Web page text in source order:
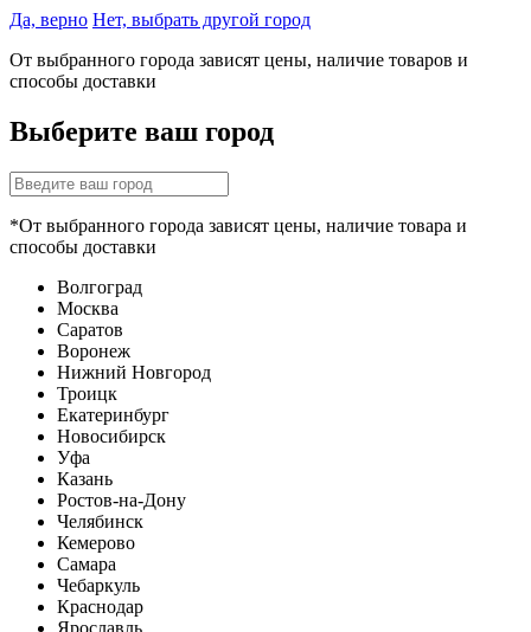
Да, верно Нет, выбрать другой город
От выбранного города зависят цены, наличие товаров и
способы доставки
Выберите ваш город
*От выбранного города зависят цены, наличие товара и
способы доставки
Волгоград
Москва
Саратов
Воронеж
Нижний Новгород
Троицк
Екатеринбург
Новосибирск
Уфа
Казань
Ростов-на-Дону
Челябинск
Кемерово
Самара
Чебаркуль
Краснодар
Ярославль